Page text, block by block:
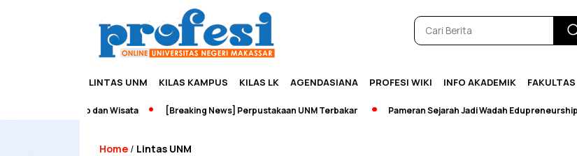
LINTAS UNM KILAS KAMPUS KILAS LK AGENDASIANA PROFESI WIKI INFO AKADEMIK FAKULTAS
dan Wisata [Breaking News] Perpustakaan UNM Terbakar Pameran Sejarah Jadi Wadah Edupreneurship dan
Home / Lintas UNM